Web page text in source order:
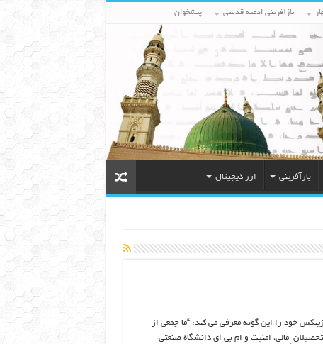
بازآفرینی ادعیه قدسی پیشخوان
بازآفرینی ارز دیجیتال
خود را این گونه معرفی می کند: “ما جمعی از
مالی، امنیت و ام بی ای دانشگاه صنعتی